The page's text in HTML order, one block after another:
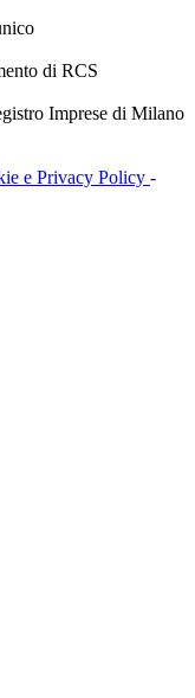
di RCS
Imprese di Milano
e Privacy Policy -